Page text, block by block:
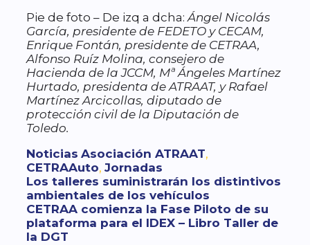
Pie de foto – De izq a dcha:Ángel Nicolás
García, presidente de FEDETO y CECAM,
Enrique Fontán, presidente de CETRAA,
Alfonso Ruíz Molina, consejero de
Hacienda de la JCCM, Mª Ángeles Martínez
Hurtado, presidenta de ATRAAT, y Rafael
Martínez Arcicollas, diputado de
protección civil de la Diputación de
Toledo.
Categorías
Noticias Etiquetas
Asociación ATRAAT,
CETRAAuto, Jornadas
Los talleres suministrarán los distintivos
ambientales de los vehículos
CETRAA comienza la Fase Piloto de su
plataforma para el IDEX – Libro Taller de
la DGT